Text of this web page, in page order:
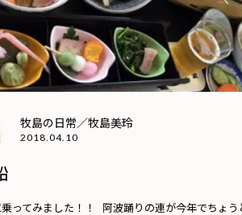
牧島の日常／牧島美玲
2018.04.10
ってみました！！ 阿波踊りの連が今年でちょう